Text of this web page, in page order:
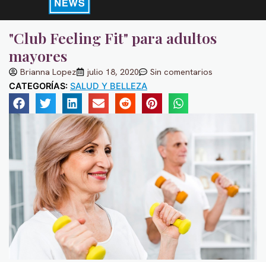
"Club Feeling Fit" para adultos
mayores
Brianna Lopez julio 18, 2020 Sin comentarios
CATEGORÍAS: SALUD Y BELLEZA